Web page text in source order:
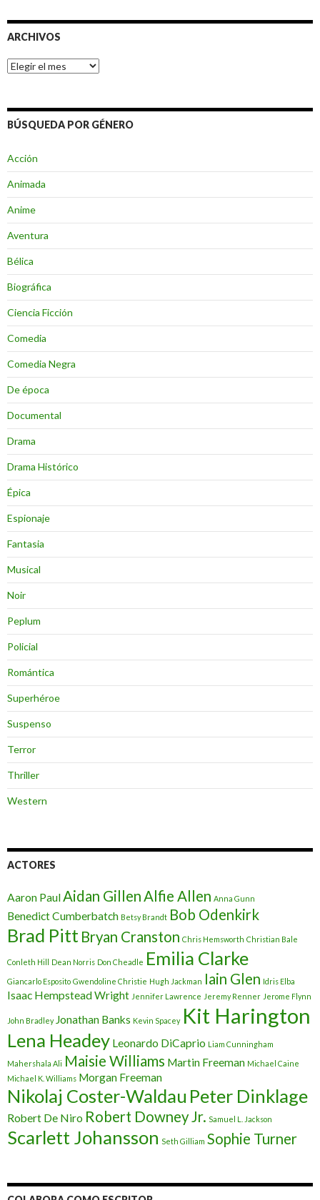
ARCHIVOS
Archivos
BÚSQUEDA POR GÉNERO
Acción
Animada
Anime
Aventura
Bélica
Biográfica
Ciencia Ficción
Comedia
Comedia Negra
De época
Documental
Drama
Drama Histórico
Épica
Espionaje
Fantasia
Musical
Noir
Peplum
Policial
Romántica
Superhéroe
Suspenso
Terror
Thriller
Western
ACTORES
Aaron PaulAidan GillenAlfie Allen Anna Gunn
Benedict Cumberbatch Betsy Brandt Bob Odenkirk
Brad Pitt Bryan Cranston Chris Hemsworth Christian Bale
Conleth Hill Dean Norris Don Cheadle Emilia Clarke
Giancarlo Esposito Gwendoline Christie Hugh Jackman Iain Glen Idris Elba
Isaac Hempstead Wright Jennifer Lawrence Jeremy Renner Jerome Flynn
John Bradley Jonathan Banks Kevin Spacey Kit Harington
Lena Headey Leonardo DiCaprio Liam Cunningham
Mahershala Ali Maisie Williams Martin Freeman Michael Caine
Michael K. Williams Morgan Freeman
Nikolaj Coster-Waldau Peter Dinklage
Robert De Niro Robert Downey Jr. Samuel L. Jackson
Scarlett Johansson Seth Gilliam Sophie Turner